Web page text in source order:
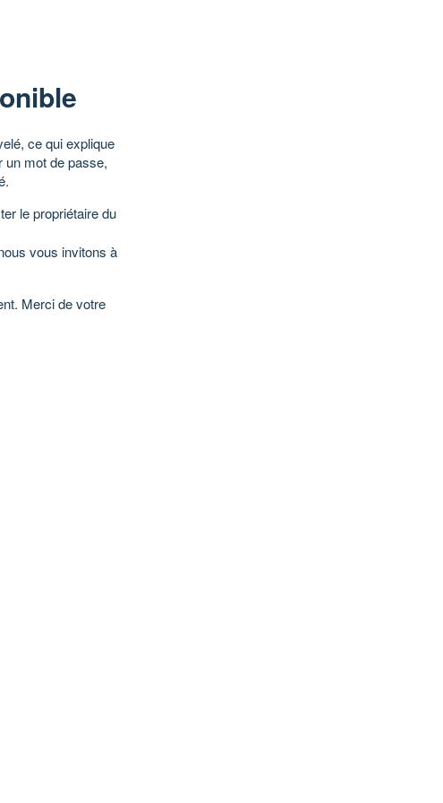
ce qui explique
un mot de passe,
le propriétaire du
vous invitons à
Merci de votre